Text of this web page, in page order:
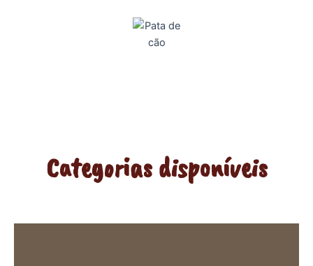
Categorias disponíveis